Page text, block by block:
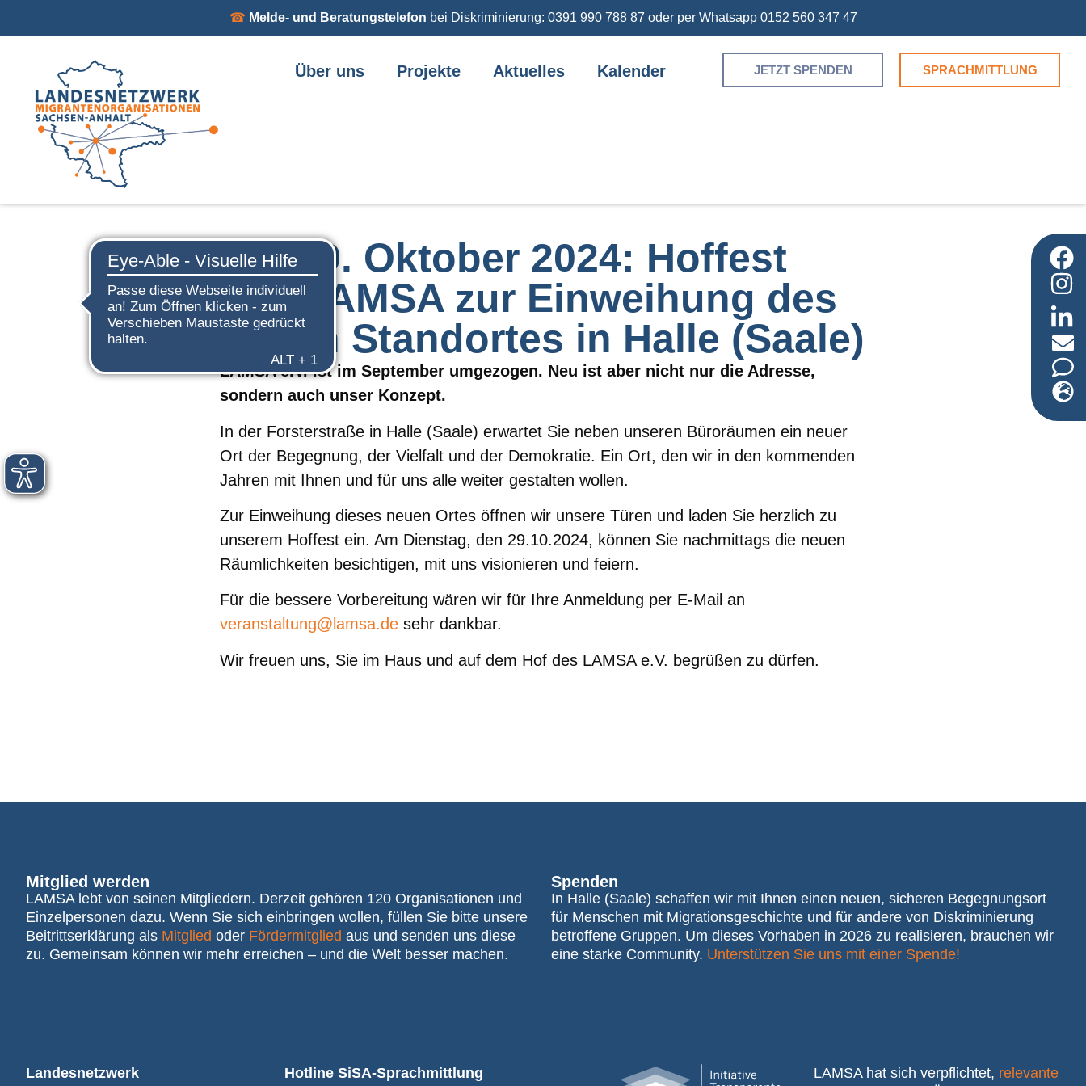
☎ Melde- und Beratungstelefon bei Diskriminierung: 0391 990 788 87 oder per Whatsapp 0152 560 347 47
Über uns Projekte Aktuelles Kalender JETZT SPENDEN SPRACHMITTLUNG
Am 29. Oktober 2024: Hoffest
des LAMSA zur Einweihung des
neuen Standortes in Halle (Saale)
LAMSA e.V. ist im September umgezogen. Neu ist aber nicht nur die Adresse,
sondern auch unser Konzept.
In der Forsterstraße in Halle (Saale) erwartet Sie neben unseren Büroräumen ein neuer
Ort der Begegnung, der Vielfalt und der Demokratie. Ein Ort, den wir in den kommenden
Jahren mit Ihnen und für uns alle weiter gestalten wollen.
Zur Einweihung dieses neuen Ortes öffnen wir unsere Türen und laden Sie herzlich zu
unserem Hoffest ein. Am Dienstag, den 29.10.2024, können Sie nachmittags die neuen
Räumlichkeiten besichtigen, mit uns visionieren und feiern.
Für die bessere Vorbereitung wären wir für Ihre Anmeldung per E-Mail an
veranstaltung@lamsa.de sehr dankbar.
Wir freuen uns, Sie im Haus und auf dem Hof des LAMSA e.V. begrüßen zu dürfen.
Mitglied werden
LAMSA lebt von seinen Mitgliedern. Derzeit gehören 120 Organisationen und
Einzelpersonen dazu. Wenn Sie sich einbringen wollen, füllen Sie bitte unsere
Beitrittserklärung als Mitglied oder Fördermitglied aus und senden uns diese
zu. Gemeinsam können wir mehr erreichen – und die Welt besser machen.
Spenden
In Halle (Saale) schaffen wir mit Ihnen einen neuen, sicheren Begegnungsort
für Menschen mit Migrationsgeschichte und für andere von Diskriminierung
betroffene Gruppen. Um dieses Vorhaben in 2026 zu realisieren, brauchen wir
eine starke Community. Unterstützen Sie uns mit einer Spende!
Landesnetzwerk
Hotline SiSA-Sprachmittlung
LAMSA hat sich verpflichtet, relevante